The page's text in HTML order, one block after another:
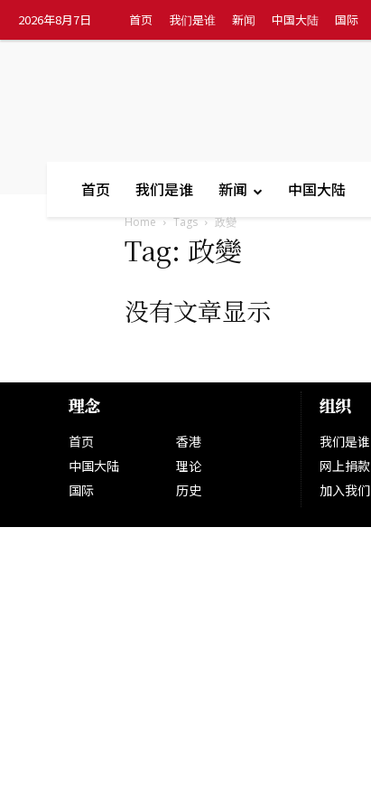
2026年8月7日 首页 我们是谁 新闻 中国大陆 国际
首页 我们是谁 新闻 中国大陆
Home Tags 政變
Tag: 政變
没有文章显示
理念
首页
中国大陆
国际
香港
理论
历史
组织
我们是谁
网上捐款
加入我们